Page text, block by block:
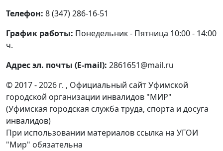
Телефон: 8 (347) 286-16-51
График работы: Понедельник - Пятница 10:00 - 14:00
ч.
Адрес эл. почты (E-mail): 2861651@mail.ru
© 2017 - 2026 г. , Официальный сайт Уфимской
городской организации инвалидов "МИР"
(Уфимская городская служба труда, спорта и досуга
инвалидов)
При использовании материалов ссылка на УГОИ
"Мир" обязательна